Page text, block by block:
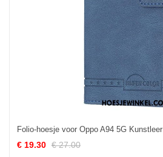
Folio-hoesje voor Oppo A94 5G Kunstleer
€ 19.30 € 27.00